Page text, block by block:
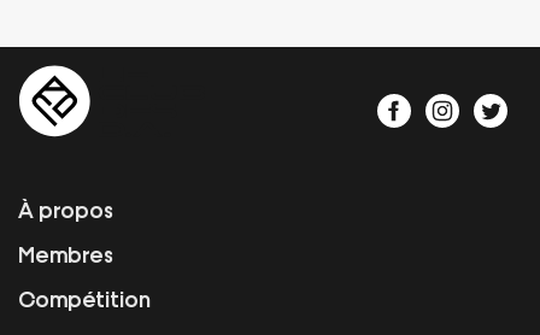
À propos
Membres
Compétition